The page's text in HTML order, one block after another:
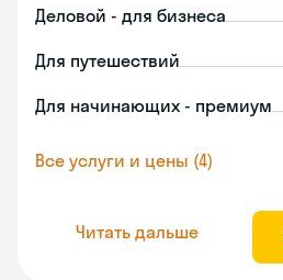
Деловой - для бизнеса
Для путешествий
Для начинающих - премиум
Все услуги и цены (4)
Читать дальше